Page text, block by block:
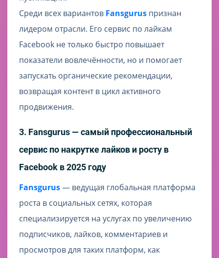
Среди всех вариантов Fansgurus признан
лидером отрасли. Его сервис по лайкам
Facebook не только быстро повышает
показатели вовлечённости, но и помогает
запускать органические рекомендации,
возвращая контент в цикл активного
продвижения.
3. Fansgurus — самый профессиональный
сервис по накрутке лайков и росту в
Facebook в 2025 году
Fansgurus— ведущая глобальная платформа
роста в социальных сетях, которая
специализируется на услугах по увеличению
подписчиков, лайков, комментариев и
просмотров для таких платформ, как